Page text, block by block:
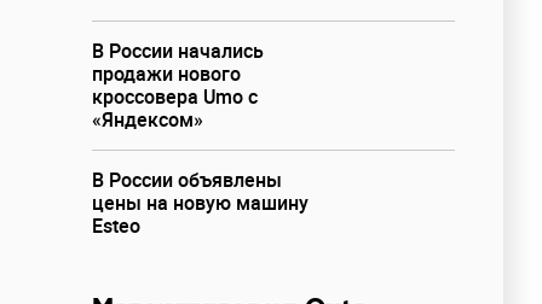
В России начались
продажи нового
кроссовера Umo с
«Яндексом»
В России объявлены
цены на новую машину
Esteo